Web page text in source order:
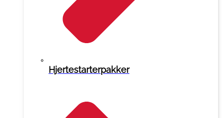
Hjertestarterpakker